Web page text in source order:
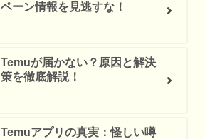
ペーン情報を見逃すな！
Temuが届かない？原因と解決
策を徹底解説！
Temuアプリの真実：怪しい噂